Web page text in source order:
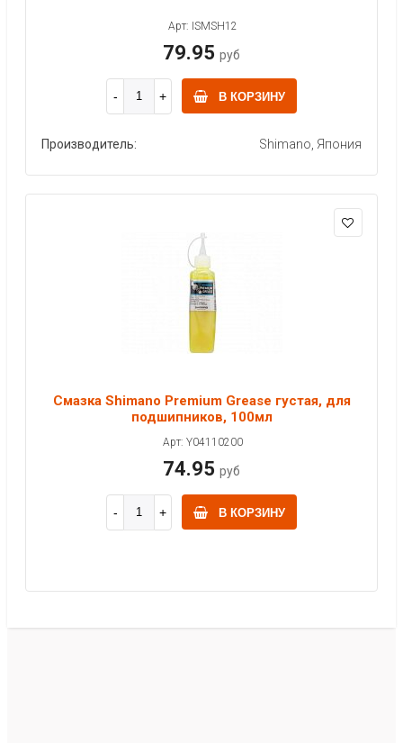
Арт: ISMSH12
79.95 руб
В КОРЗИНУ
Производитель: Shimano, Япония
Смазка Shimano Premium Grease густая, для
подшипников, 100мл
Арт: Y04110200
74.95 руб
В КОРЗИНУ